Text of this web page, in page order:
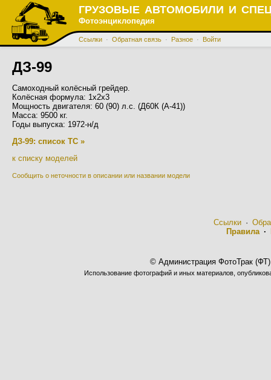
ГРУЗОВЫЕ АВТОМОБИЛИ И
Фотоэнциклопедия
Ссылки · Обратная связь · Разное · Войти
ДЗ-99
Самоходный колёсный грейдер.
Колёсная формула: 1х2х3
Мощность двигателя: 60 (90) л.с. (Д60К (А-41))
Масса: 9500 кг.
Годы выпуска: 1972-н/д
ДЗ-99: список ТС »
к списку моделей
Сообщить о неточности в описании или названии модели
Ссылки·
Правила·
© Администрация ФотоТрак
Использование фотографий и иных материалов,